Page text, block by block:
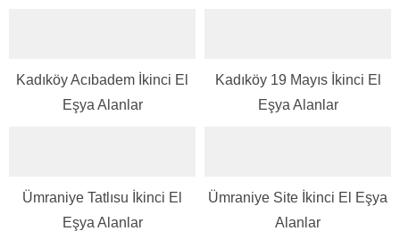
Kadıköy Acıbadem İkinci El
Eşya Alanlar
Kadıköy 19 Mayıs İkinci El
Eşya Alanlar
Ümraniye Tatlısu İkinci El
Eşya Alanlar
Ümraniye Site İkinci El Eşya
Alanlar